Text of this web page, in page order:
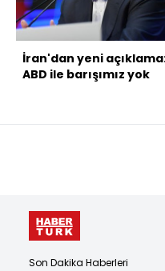
İran'dan yeni
ABD ile barışımız yok
Son Dakika Haberleri